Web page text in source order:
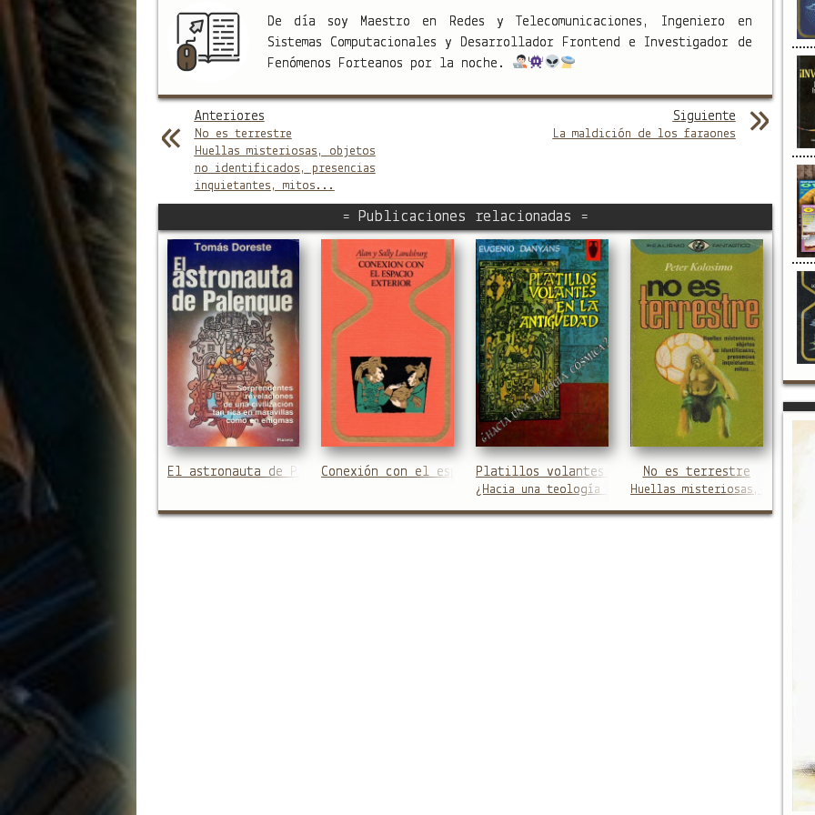
De día soy Maestro en Redes y Telecomunicaciones, Ingeniero en
Sistemas Computacionales y Desarrollador Frontend e Investigador de
Fenómenos Forteanos por la noche.
Anteriores
No es terrestre
Huellas misteriosas, objetos
no identificados, presencias
inquietantes, mitos...
Siguiente
La maldición de los faraones
= Publicaciones relacionadas =
El astronauta de PalenqueConexión con el espacio exteriorPlatillos volantes en la antigüedad
¿Hacia una teología cósmica?
No es terrestre
Huellas misteriosas,